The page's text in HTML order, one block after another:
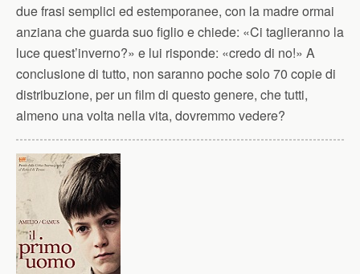
due frasi semplici ed estemporanee, con la madre ormai
anziana che guarda suo figlio e chiede: «Ci taglieranno la
luce quest’inverno?» e lui risponde: «credo di no!» A
conclusione di tutto, non saranno poche solo 70 copie di
distribuzione, per un film di questo genere, che tutti,
almeno una volta nella vita, dovremmo vedere?